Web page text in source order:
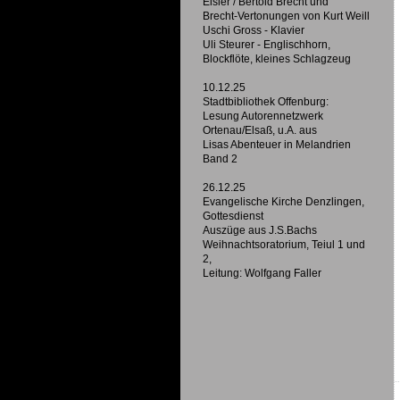
Brecht-Vertonungen von Kurt Weill
Uschi Gross - Klavier
Uli Steurer - Englischhorn,
Blockflöte, kleines Schlagzeug
10.12.25
Stadtbibliothek Offenburg:
Lesung Autorennetzwerk
Ortenau/Elsaß, u.A. aus
Lisas Abenteuer in Melandrien
Band 2
26.12.25
Evangelische Kirche Denzlingen,
Gottesdienst
Auszüge aus J.S.Bachs
Weihnachtsoratorium, Teiul 1 und
2,
Leitung: Wolfgang Faller